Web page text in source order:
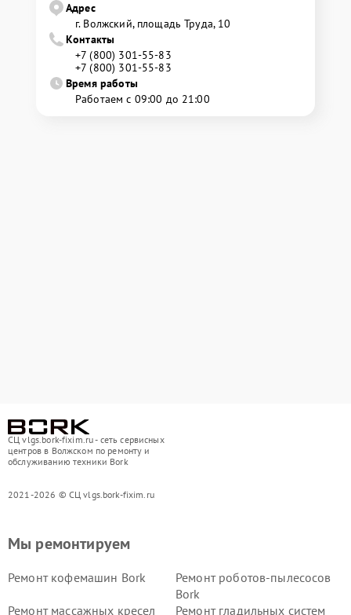
Адрес
г. Волжский, площадь Труда, 10
Контакты
+7 (800) 301-55-83
+7 (800) 301-55-83
Время работы
Работаем с 09:00 до 21:00
СЦ vlgs.bork-fixim.ru - сеть сервисных
центров в Волжском по ремонту и
обслуживанию техники Bork
2021-2026 © СЦ vlgs.bork-fixim.ru
Мы ремонтируем
Ремонт кофемашин Bork
Ремонт роботов-пылесосов
Bork
Ремонт массажных кресел
Ремонт гладильных систем